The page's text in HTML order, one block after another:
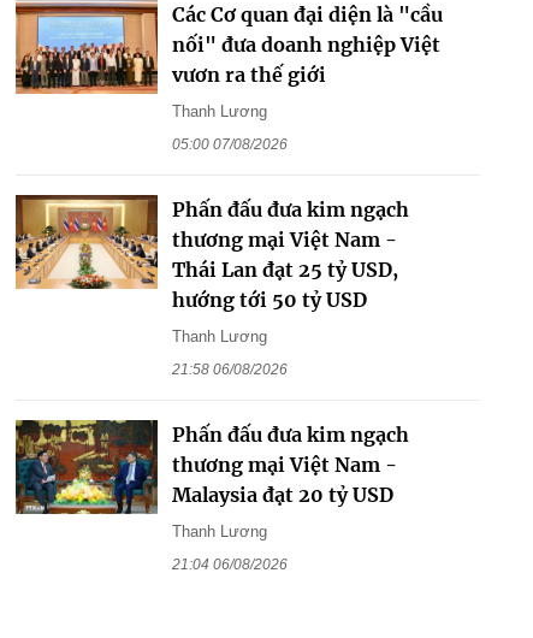
Các Cơ quan đại diện là "cầu
nối" đưa doanh nghiệp Việt
vươn ra thế giới
Thanh Lương
05:00 07/08/2026
Phấn đấu đưa kim ngạch
thương mại Việt Nam -
Thái Lan đạt 25 tỷ USD,
hướng tới 50 tỷ USD
Thanh Lương
21:58 06/08/2026
Phấn đấu đưa kim ngạch
thương mại Việt Nam -
Malaysia đạt 20 tỷ USD
Thanh Lương
21:04 06/08/2026